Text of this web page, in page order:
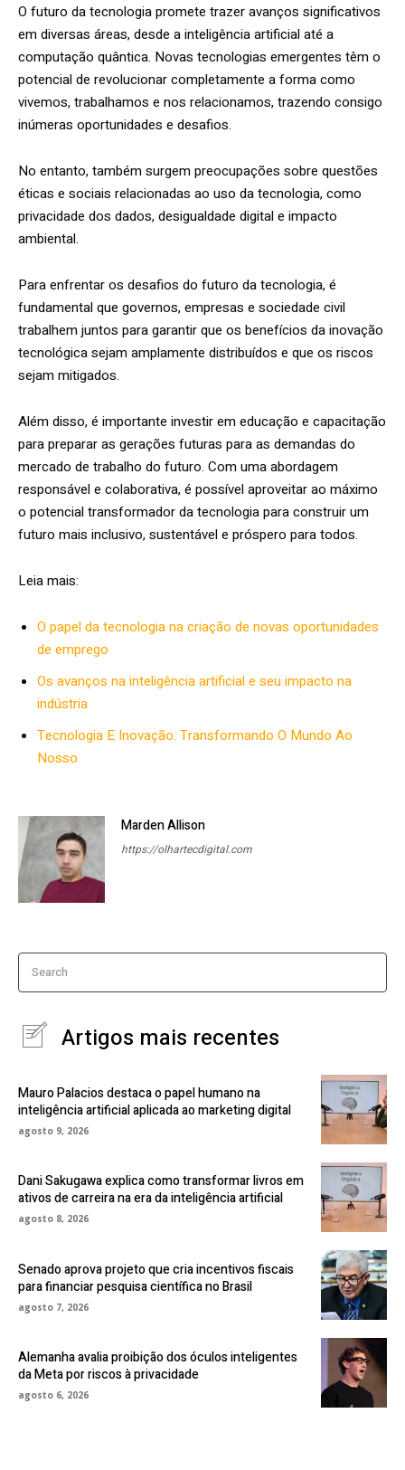
O futuro da tecnologia promete trazer avanços significativos
em diversas áreas, desde a inteligência artificial até a
computação quântica. Novas tecnologias emergentes têm o
potencial de revolucionar completamente a forma como
vivemos, trabalhamos e nos relacionamos, trazendo consigo
inúmeras oportunidades e desafios.
No entanto, também surgem preocupações sobre questões
éticas e sociais relacionadas ao uso da tecnologia, como
privacidade dos dados, desigualdade digital e impacto
ambiental.
Para enfrentar os desafios do futuro da tecnologia, é
fundamental que governos, empresas e sociedade civil
trabalhem juntos para garantir que os benefícios da inovação
tecnológica sejam amplamente distribuídos e que os riscos
sejam mitigados.
Além disso, é importante investir em educação e capacitação
para preparar as gerações futuras para as demandas do
mercado de trabalho do futuro. Com uma abordagem
responsável e colaborativa, é possível aproveitar ao máximo
o potencial transformador da tecnologia para construir um
futuro mais inclusivo, sustentável e próspero para todos.
Leia mais:
O papel da tecnologia na criação de novas oportunidades
de emprego
Os avanços na inteligência artificial e seu impacto na
indústria
Tecnologia E Inovação: Transformando O Mundo Ao
Nosso
Marden Allison
https://olhartecdigital.com
Search
Artigos mais recentes
Mauro Palacios destaca o papel humano na
inteligência artificial aplicada ao marketing digital
agosto 9, 2026
Dani Sakugawa explica como transformar livros em
ativos de carreira na era da inteligência artificial
agosto 8, 2026
Senado aprova projeto que cria incentivos fiscais
para financiar pesquisa científica no Brasil
agosto 7, 2026
Alemanha avalia proibição dos óculos inteligentes
da Meta por riscos à privacidade
agosto 6, 2026